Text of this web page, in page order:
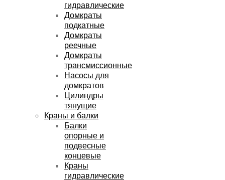
гидравлические
Домкраты
подкатные
Домкраты
реечные
Домкраты
трансмиссионные
Насосы для
домкратов
Цилиндры
тянущие
Краны и балки
Балки
опорные и
подвесные
концевые
Краны
гидравлические